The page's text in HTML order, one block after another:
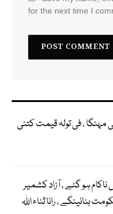
for the next time I
مہنگا ، فی تولہ قیمت کتنی
ہو گئے ، آزاد کشمیر
بنائینگے ، رانا ثناء اللہ